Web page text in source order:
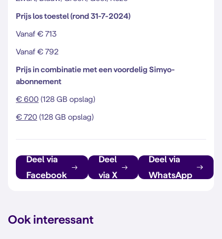
Prijs los toestel (rond 31-7-2024)
Vanaf € 713
Vanaf € 792
Prijs in combinatie met een voordelig Simyo-
abonnement
€ 600 (128 GB opslag)
€ 720 (128 GB opslag)
Deel via
Facebook
Deel
via X
Deel via
WhatsApp
Ook interessant